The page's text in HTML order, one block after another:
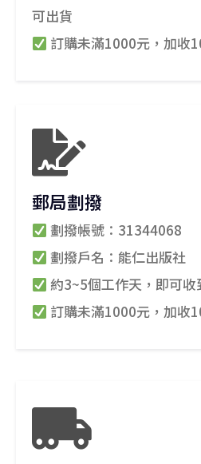
可出貨
訂購未滿1000元，加收
郵局劃撥
劃撥帳號：31344068
劃撥戶名：能仁出版社
約3~5個工作天，即可收
訂購未滿1000元，加收